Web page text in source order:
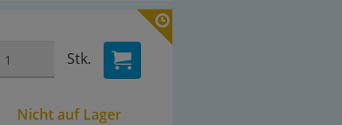
Stk.
Nicht auf Lager